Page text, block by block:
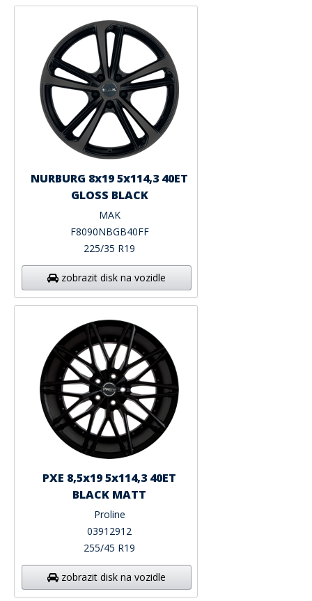
NURBURG 8x19 5x114,3 40ET
GLOSS BLACK
MAK
F8090NBGB40FF
225/35 R19
zobrazit disk na vozidle
PXE 8,5x19 5x114,3 40ET
BLACK MATT
Proline
03912912
255/45 R19
zobrazit disk na vozidle